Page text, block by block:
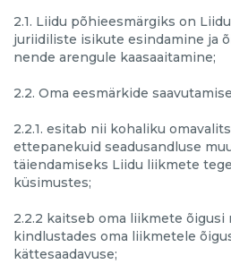
2.1. Liidu põhieesmärgiks on
juriidiliste isikute esindamine ja
nende arengule kaasaaitamine;
2.2. Oma eesmärkide
2.2.1. esitab nii kohaliku
ettepanekuid seadusandluse
täiendamiseks Liidu liikmete
küsimustes;
2.2.2 kaitseb oma liikmete õigusi
kindlustades oma liikmetele
kättesaadavuse;